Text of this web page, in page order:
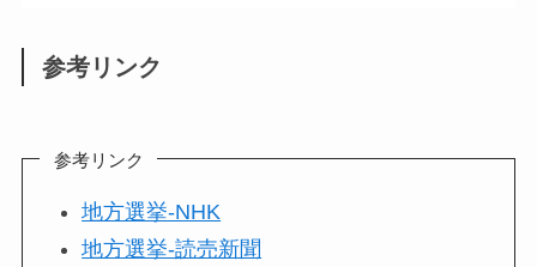
参考リンク
参考リンク
地方選挙-NHK
地方選挙-読売新聞